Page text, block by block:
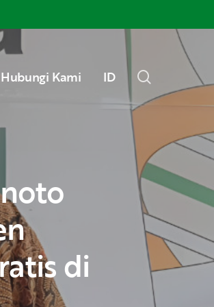
Hubungi Kami ID
di